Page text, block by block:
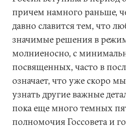
причем намного раньше,
давно славится тем, что
значимые решения в
молниеносно, с
посвященных, часто в
означает, что уже скоро
узнать другие важные
пока еще много темных
полномочия Госсовета и